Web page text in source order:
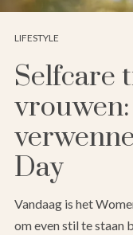
LIFESTYLE
Selfcare
Day
Vandaag is het
om even stil te staan